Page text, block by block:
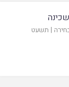
| תשעט